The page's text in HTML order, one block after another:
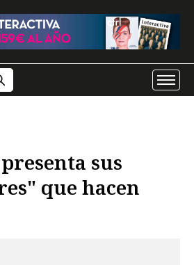
sus
que hacen